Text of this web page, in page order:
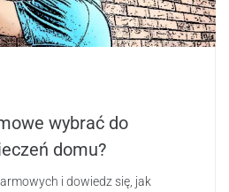
wybrać do
domu?
i dowiedz się, jak